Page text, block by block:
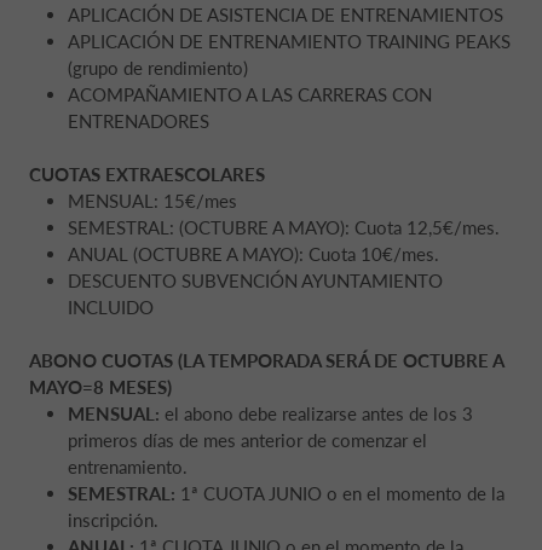
APLICACIÓN DE ASISTENCIA DE ENTRENAMIENTOS
APLICACIÓN DE ENTRENAMIENTO TRAINING PEAKS
(grupo de rendimiento)
ACOMPAÑAMIENTO A LAS CARRERAS CON
ENTRENADORES
CUOTAS EXTRAESCOLARES
MENSUAL: 15€/mes
SEMESTRAL: (OCTUBRE A MAYO): Cuota 12,5€/mes.
ANUAL (OCTUBRE A MAYO): Cuota 10€/mes.
DESCUENTO SUBVENCIÓN AYUNTAMIENTO
INCLUIDO
ABONO CUOTAS (LA TEMPORADA SERÁ DE OCTUBRE A
MAYO=8 MESES)
MENSUAL: el abono debe realizarse antes de los 3
primeros días de mes anterior de comenzar el
entrenamiento.
SEMESTRAL: 1ª CUOTA JUNIO o en el momento de la
inscripción.